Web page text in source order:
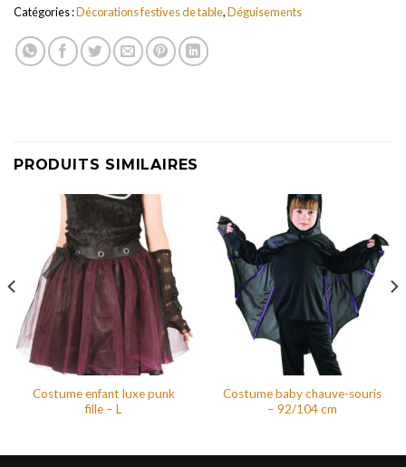
Catégories :Décorations festives de table,Déguisements
PRODUITS SIMILAIRES
Costume enfant luxe punk
fille – L
Costume baby chauve-souris
– 92/104 cm